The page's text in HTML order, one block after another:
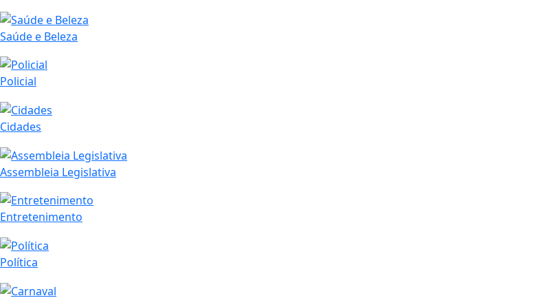
Saúde e Beleza
Policial
Cidades
Assembleia Legislativa
Entretenimento
Política